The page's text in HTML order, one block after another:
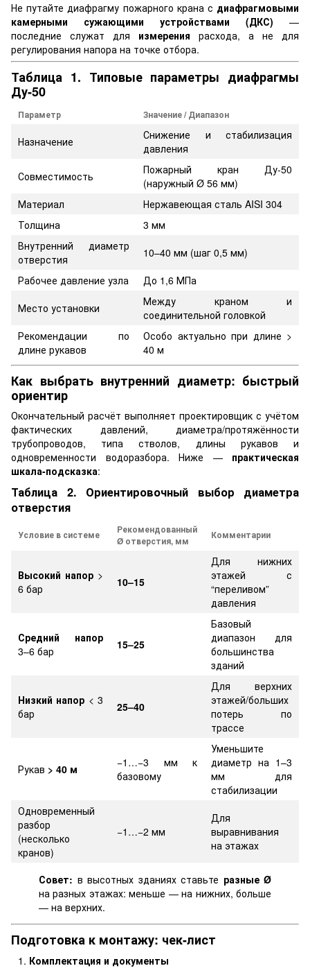
Не путайте диафрагму пожарного крана с диафрагмовыми
камерными сужающими устройствами (ДКС) —
последние служат для измерения расхода, а не для
регулирования напора на точке отбора.
Таблица 1. Типовые параметры диафрагмы
Ду-50
Параметр Значение / Диапазон
Назначение
Снижение и стабилизация
давления
Совместимость
Пожарный кран Ду-50
(наружный Ø 56 мм)
Материал
Нержавеющая сталь AISI 304
Толщина
3 мм
Внутренний диаметр
отверстия
10–40 мм (шаг 0,5 мм)
Рабочее давление узла
До 1,6 МПа
Место установки
Между краном и
соединительной головкой
Рекомендации по
длине рукавов
Особо актуально при длине >
40 м
Как выбрать внутренний диаметр: быстрый
ориентир
Окончательный расчёт выполняет проектировщик с учётом
фактических давлений, диаметра/протяжённости
трубопроводов, типа стволов, длины рукавов и
одновременности водоразбора. Ниже — практическая
шкала-подсказка:
Таблица 2. Ориентировочный выбор диаметра
отверстия
Условие в системе
Рекомендованный
Ø отверстия, мм
Комментарии
Высокий напор >
6 бар
10–15
Для нижних
этажей с
“переливом”
давления
Средний напор
3–6 бар
15–25
Базовый
диапазон для
большинства
зданий
Низкий напор < 3
бар
25–40
Для верхних
этажей/больших
потерь по
трассе
Рукав > 40 м
−1…−3 мм к
базовому
Уменьшите
диаметр на 1–3
мм для
стабилизации
Одновременный
разбор
(несколько
кранов)
−1…−2 мм
Для
выравнивания
на этажах
Совет: в высотных зданиях ставьте разные Ø
на разных этажах: меньше — на нижних, больше
— на верхних.
Подготовка к монтажу: чек-лист
Комплектация и документы